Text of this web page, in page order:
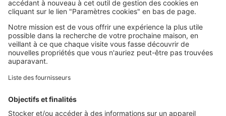
SeLoger c'est aussi
Retrouvez-nous sur ...